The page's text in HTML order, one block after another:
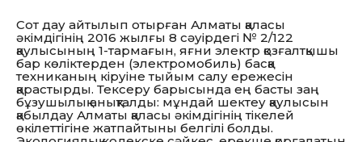
Сот дау айтылып отырған Алматы қаласы
әкімдігінің 2016 жылғы 8 сәуірдегі № 2/122
қаулысының 1-тармағын, яғни электр қозғалтқышы
бар көліктерден (электромобиль) басқа
техниканың кіруіне тыйым салу ережесін
қарастырды. Тексеру барысында ең басты заң
бұзушылық анықталды: мұндай шектеу қаулысын
қабылдау Алматы қаласы әкімдігінің тікелей
өкілеттігіне жатпайтыны белгілі болды.